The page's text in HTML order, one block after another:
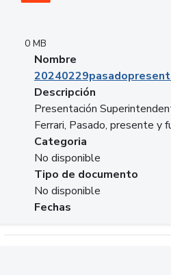
0 MB
Nombre
Descripción
Presentación
Ferrari, Pasado, presente y
Categoria
No disponible
Tipo de documento
No disponible
Fechas